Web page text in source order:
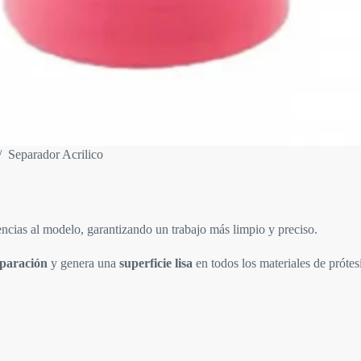
Separador Acrilico
al modelo, garantizando un trabajo más limpio y preciso.
y genera una superficie lisa en todos los materiales de